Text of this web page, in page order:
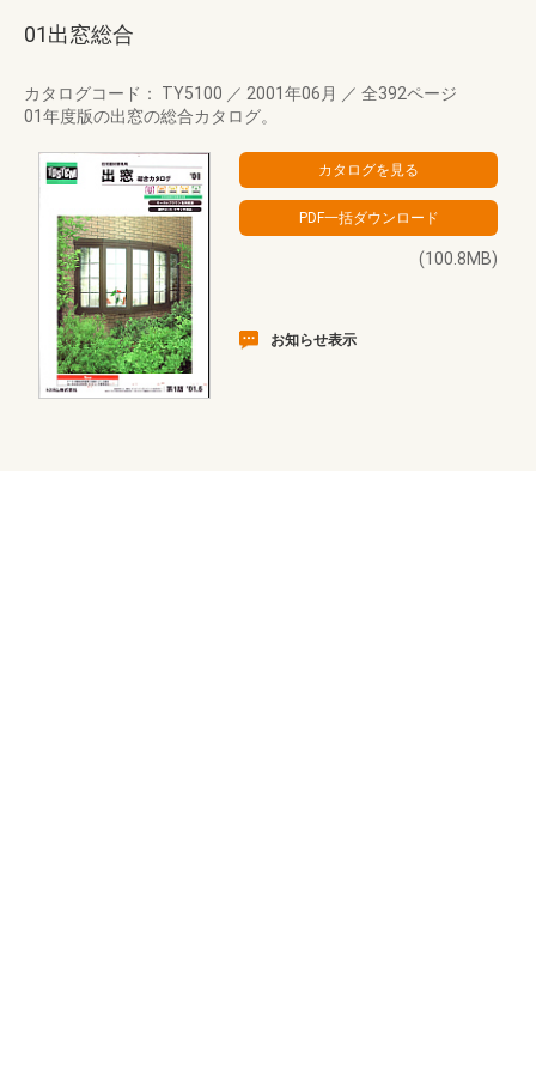
01出窓総合
カタログコード： TY5100 ／ 2001年06月 ／ 全392ページ
01年度版の出窓の総合カタログ。
(100.8MB)
お知らせ表示